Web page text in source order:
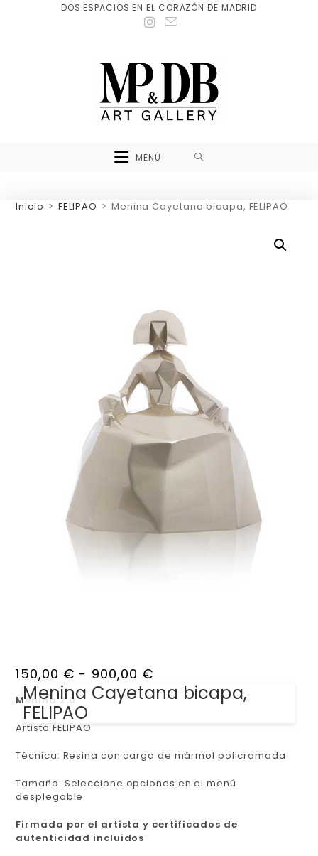
DOS ESPACIOS EN EL CORAZÓN DE MADRID
MENÚ
Inicio > FELIPAO > Menina Cayetana bicapa, FELIPAO
Menina Cayetana bicapa,
FELIPAO
150,00 € - 900,00 €
Menina 2.0
Artista FELIPAO
Técnica: Resina con carga de mármol policromada
Tamaño: Seleccione opciones en el menú
desplegable
Firmada por el artista y certificados de
autenticidad incluidos